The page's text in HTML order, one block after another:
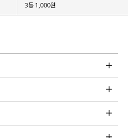
3등 1,000원